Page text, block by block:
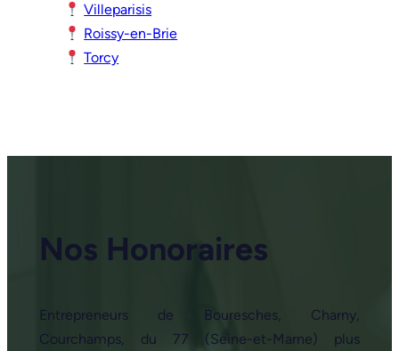
Villeparisis
Roissy-en-Brie
Torcy
Nos Honoraires
Entrepreneurs de Bouresches, Charny,
Courchamps, du 77 (Seine-et-Marne) plus